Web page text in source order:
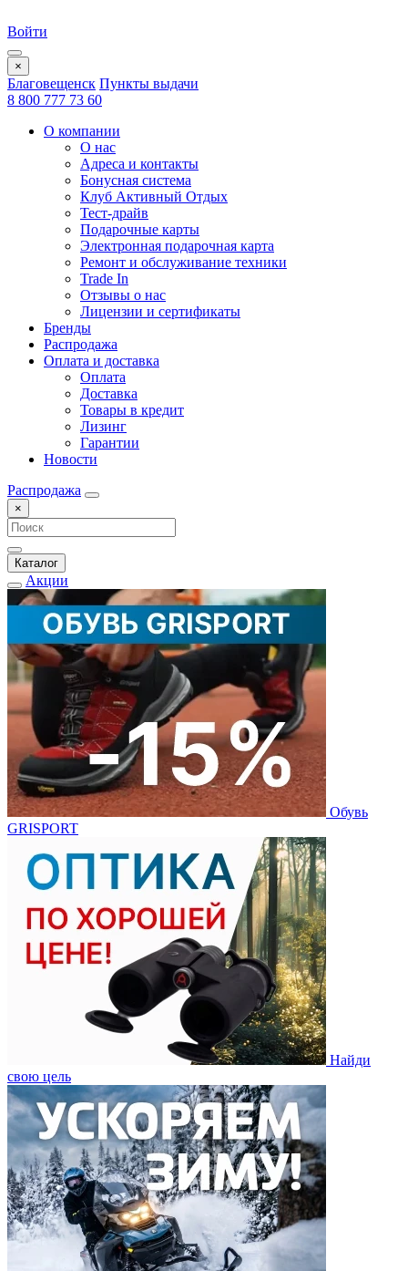
Войти
×
Благовещенск Пункты выдачи
8 800 777 73 60
О компании
О нас
Адреса и контакты
Бонусная система
Клуб Активный Отдых
Тест-драйв
Подарочные карты
Электронная подарочная карта
Ремонт и обслуживание техники
Trade In
Отзывы о нас
Лицензии и сертификаты
Бренды
Распродажа
Оплата и доставка
Оплата
Доставка
Товары в кредит
Лизинг
Гарантии
Новости
Распродажа
×
Каталог
Акции
Обувь
GRISPORT
Найди
свою цель